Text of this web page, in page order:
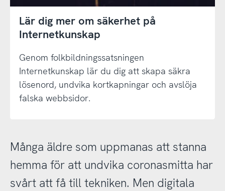
Lär dig mer om säkerhet på
Internetkunskap
Genom folkbildningssatsningen
Internetkunskap lär du dig att skapa säkra
lösenord, undvika kortkapningar och avslöja
falska webbsidor.
Många äldre som uppmanas att stanna
hemma för att undvika coronasmitta har
svårt att få till tekniken. Men digitala